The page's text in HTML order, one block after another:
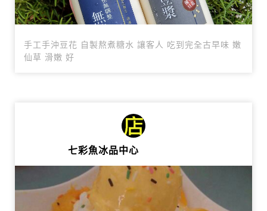
手工手沖豆花 自製熬煮糖水 讓客人 吃到完全古早味 嫩
仙草 滑嫩 好
七彩魚冰品中心